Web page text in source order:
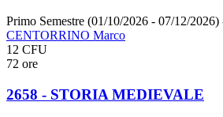
Primo Semestre (01/10/2026 - 07/12/2026)
CENTORRINO Marco
12 CFU
72 ore
2658 - STORIA MEDIEVALE